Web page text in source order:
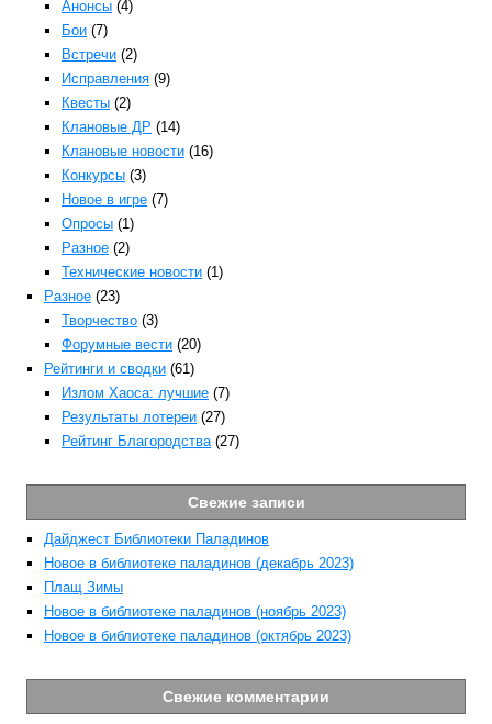
Анонсы (4)
Бои (7)
Встречи (2)
Исправления (9)
Квесты (2)
Клановые ДР (14)
Клановые новости (16)
Конкурсы (3)
Новое в игре (7)
Опросы (1)
Разное (2)
Технические новости (1)
Разное (23)
Творчество (3)
Форумные вести (20)
Рейтинги и сводки (61)
Излом Хаоса: лучшие (7)
Результаты лотереи (27)
Рейтинг Благородства(27)
Свежие записи
Дайджест Библиотеки Паладинов
Новое в библиотеке паладинов (декабрь 2023)
Плащ Зимы
Новое в библиотеке паладинов (ноябрь 2023)
Новое в библиотеке паладинов (октябрь 2023)
Свежие комментарии